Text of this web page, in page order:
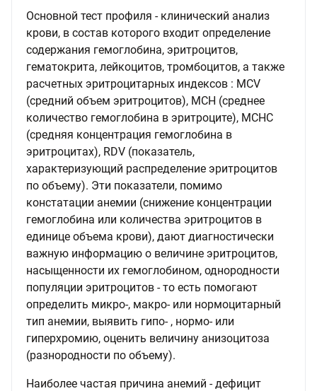
Основной тест профиля - клинический анализ
крови, в состав которого входит определение
содержания гемоглобина, эритроцитов,
гематокрита, лейкоцитов, тромбоцитов, а также
расчетных эритроцитарных индексов : MCV
(средний объем эритроцитов), MCH (среднее
количество гемоглобина в эритроците), MCHC
(средняя концентрация гемоглобина в
эритроцитах), RDV (показатель,
характеризующий распределение эритроцитов
по объему). Эти показатели, помимо
констатации анемии (снижение концентрации
гемоглобина или количества эритроцитов в
единице объема крови), дают диагностически
важную информацию о величине эритроцитов,
насыщенности их гемоглобином, однородности
популяции эритроцитов - то есть помогают
определить микро-, макро- или нормоцитарный
тип анемии, выявить гипо- , нормо- или
гиперхромию, оценить величину анизоцитоза
(разнородности по объему).
Наиболее частая причина анемий - дефицит